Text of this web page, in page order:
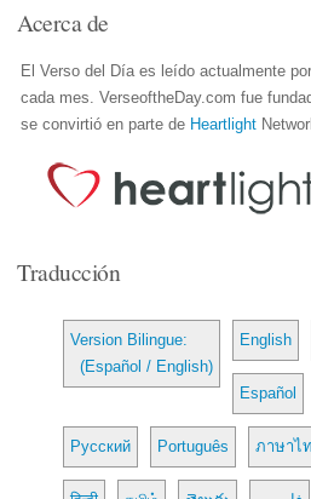
Acerca de
El Verso del Día es leído actualmente
cada mes. VerseoftheDay.com fue
se convirtió en parte de Heartlight
Traducción
Version Bilingue:
(Español / English)
English
Español
Русский Português ภาษาไ